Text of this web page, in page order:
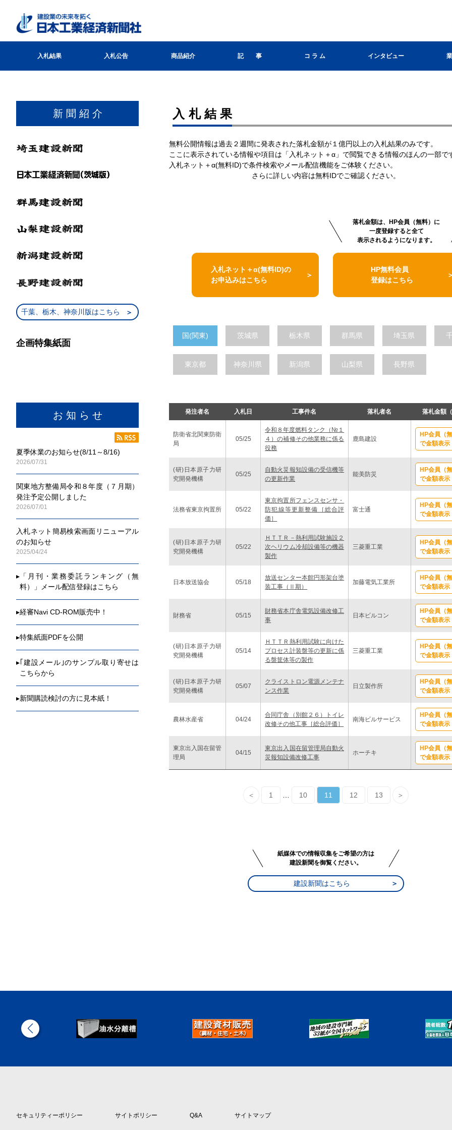
入札結果 入札公告 商品紹介 記 事 コ ラ ム インタビュー
新 聞 紹 介
千葉、栃木、神奈川版はこちら
企画特集紙面
お 知 ら せ
夏季休業のお知らせ(8/11～8/16)
2026/07/31
関東地方整備局令和８年度（７月期）
発注予定公開しました
2026/07/01
入札ネット簡易検索画面リニューアル
のお知らせ
2025/04/24
▸ 「月刊・業務委託ランキング（無
料）」メール配信登録はこちら
▸経審Navi CD-ROM販売中！
▸特集紙面PDFを公開
▸ ｢建設メール｣のサンプル取り寄せは
こちらから
▸新聞購読検討の方に見本紙！
⼊札結果
無料公開情報は過去２週間に発表された落札金額が１億円以上の入札結果のみです。
ここに表示されている情報や項目は「入札ネット＋α」で閲覧できる情報のほんの一部で
入札ネット＋α(無料ID)で条件検索やメール配信機能をご体験ください。
さらに詳しい内容は無料IDでご確認ください。
入札ネット＋α(無料ID)の
お申込みはこちら
落札金額は、HP会員（無料）に
一度登録すると全て
表示されるようになります。
HP無料会員
登録はこちら
国(関東) 茨城県 栃木県 群馬県 埼玉県
東京都 神奈川県 新潟県 山梨県 長野県
発注者名 入札日 工事件名 落札者名 落札金額（
防衛省北関東防衛
局
05/25
令和８年度燃料タンク（№１
４）の補修その他業務に係る
役務
鹿島建設
HP会員（無
で金額表示
(研)日本原子力研
究開発機構
05/25
自動火災報知設備の受信機等
の更新作業
能美防災
HP会員（無
で金額表示
法務省東京拘置所 05/22
東京拘置所フェンスセンサ・
防犯線等更新整備［総合評
価］
富士通
HP会員（無
で金額表示
(研)日本原子力研
究開発機構
05/22
ＨＴＴＲ－熱利用試験施設２
次ヘリウム冷却設備等の機器
製作
三菱重工業
HP会員（無
で金額表示
日本放送協会 05/18
放送センター本館円形架台塗
装工事（Ⅱ期）
加藤電気工業所
HP会員（無
で金額表示
財務省 05/15
財務省本庁舎電気設備改修工
事
日本ビルコン
HP会員（無
で金額表示
(研)日本原子力研
究開発機構
05/14
ＨＴＴＲ熱利用試験に向けた
プロセス計装盤等の更新に係
る盤筐体等の製作
三菱重工業
HP会員（無
で金額表示
(研)日本原子力研
究開発機構
05/07
クライストロン電源メンテナ
ンス作業
日立製作所
HP会員（無
で金額表示
農林水産省 04/24
合同庁舎（別館２６）トイレ
改修その他工事［総合評価］
南海ビルサービス
HP会員（無
で金額表示
東京出入国在留管
理局
04/15
東京出入国在留管理局自動火
災報知設備改修工事
ホーチキ
HP会員（無
で金額表示
＜ 1 10 11 12 13 ＞
紙媒体での情報収集をご希望の方は
建設新聞を御覧ください。
建設新聞はこちら
セキュリティーポリシー サイトポリシー Q&A サイトマップ